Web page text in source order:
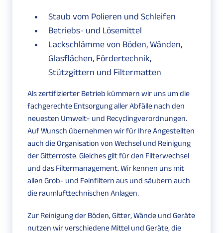
Staub vom Polieren und Schleifen
Betriebs- und Lösemittel
Lackschlämme von Böden, Wänden,
Glasflächen, Fördertechnik,
Stützgittern und Filtermatten
Als zertifizierter Betrieb kümmern wir uns um die
fachgerechte Entsorgung aller Abfälle nach den
neuesten Umwelt- und Recyclingverordnungen.
Auf Wunsch übernehmen wir für Ihre Angestellten
auch die Organisation von Wechsel und Reinigung
der Gitterroste. Gleiches gilt für den Filterwechsel
und das Filtermanagement. Wir kennen uns mit
allen Grob- und Feinfiltern aus und säubern auch
die raumlufttechnischen Anlagen.
Zur Reinigung der Böden, Gitter, Wände und Geräte
nutzen wir verschiedene Mittel und Geräte, die